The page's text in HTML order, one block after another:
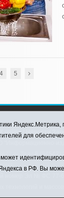
4 5
/ Новости
Тел.: 8 (34542)
для
в РФ. Вы